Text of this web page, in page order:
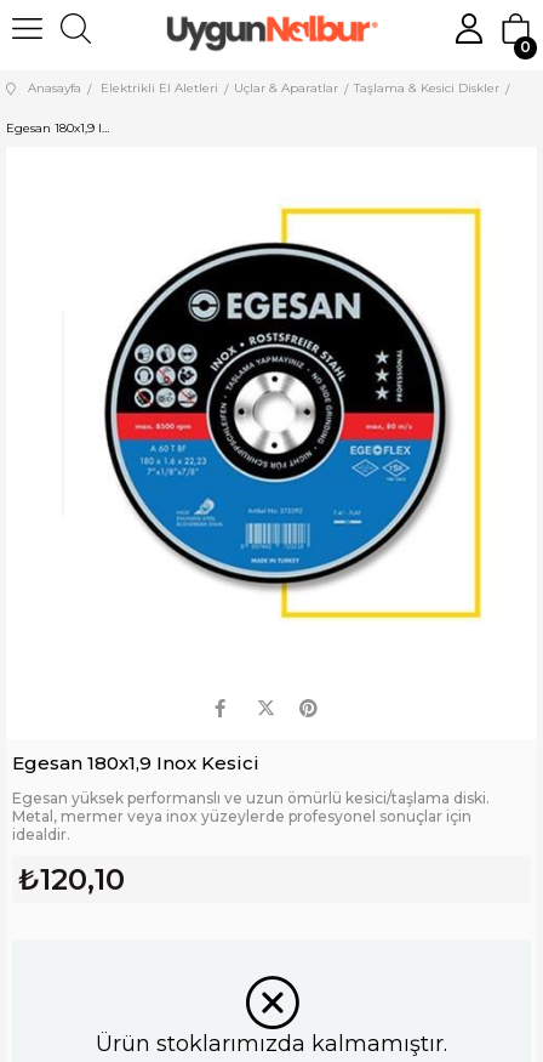
0
Anasayfa Elektrikli El Aletleri Uçlar & Aparatlar Taşlama & Kesici Diskler
Egesan 180x1,9 Inox Kesici
Egesan 180x1,9 Inox Kesici
Egesan yüksek performanslı ve uzun ömürlü kesici/taşlama diski.
Metal, mermer veya inox yüzeylerde profesyonel sonuçlar için
idealdir.
₺120,10
Ürün stoklarımızda kalmamıştır.